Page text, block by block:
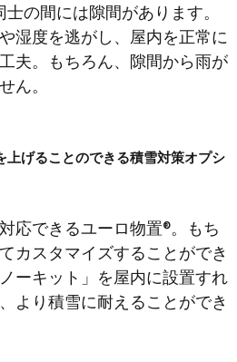
の間には隙間があります。
湿度を逃がし、屋内を正常に
夫。もちろん、隙間から雨が
ん。
上げることのできる積雪対策オプシ
応できるユーロ物置®。もち
カスタマイズすることができ
ーキット」を屋内に設置すれ
より積雪に耐えることができ